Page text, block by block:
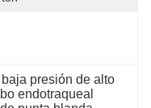
presión de alto
endotraqueal